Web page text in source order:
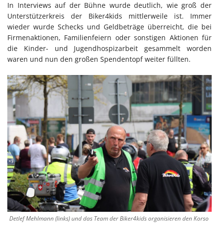
In Interviews auf der Bühne wurde deutlich, wie groß der
Unterstützerkreis der Biker4kids mittlerweile ist. Immer
wieder wurde Schecks und Geldbeträge überreicht, die bei
Firmenaktionen, Familienfeiern oder sonstigen Aktionen für
die Kinder- und Jugendhospizarbeit gesammelt worden
waren und nun den großen Spendentopf weiter füllten.
Detlef Mehlmann (links) und das Team der Biker4kids organisieren den Korso